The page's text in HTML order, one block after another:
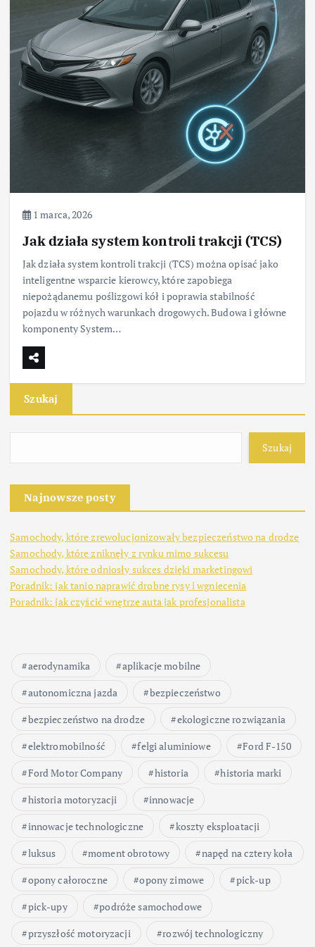
1 marca, 2026
Jak działa system kontroli trakcji (TCS)
Jak działa system kontroli trakcji (TCS) można opisać jako
inteligentne wsparcie kierowcy, które zapobiega
niepożądanemu poślizgowi kół i poprawia stabilność
pojazdu w różnych warunkach drogowych. Budowa i główne
komponenty System…
Szukaj
Szukaj
Najnowsze posty
Samochody, które zrewolucjonizowały bezpieczeństwo na drodze
Samochody, które zniknęły z rynku mimo sukcesu
Samochody, które odniosły sukces dzięki marketingowi
Poradnik: jak tanio naprawić drobne rysy i wgniecenia
Poradnik: jak czyścić wnętrze auta jak profesjonalista
aerodynamika
aplikacje mobilne
autonomiczna jazda
bezpieczeństwo
bezpieczeństwo na drodze
ekologiczne rozwiązania
elektromobilność
felgi aluminiowe
Ford F-150
Ford Motor Company
historia
historia marki
historia motoryzacji
innowacje
innowacje technologiczne
koszty eksploatacji
luksus
moment obrotowy
napęd na cztery koła
opony całoroczne
opony zimowe
pick-up
pick-upy
podróże samochodowe
przyszłość motoryzacji
rozwój technologiczny